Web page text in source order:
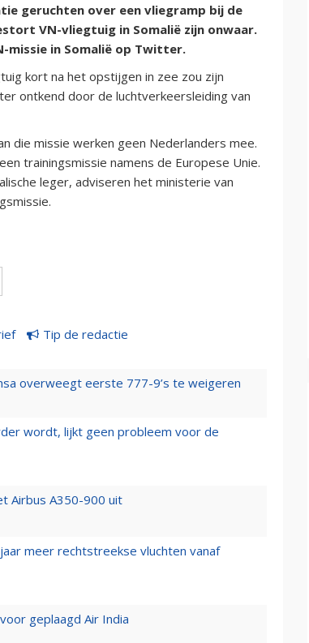
geruchten over een vliegramp bij de
VN-vliegtuig in Somalië zijn onwaar.
missie in Somalië op Twitter.
kort na het opstijgen in zee zou zijn
ontkend door de luchtverkeersleiding van
die missie werken geen Nederlanders mee.
trainingsmissie namens de Europese Unie.
leger, adviseren het ministerie van
Tip de redactie
overweegt eerste 777-9’s te weigeren
wordt, lijkt geen probleem voor de
Airbus A350-900 uit
meer rechtstreekse vluchten vanaf
geplaagd Air India